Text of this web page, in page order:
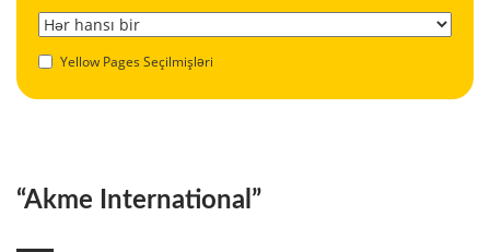
Yellow Pages Seçilmişləri
“Akme International”